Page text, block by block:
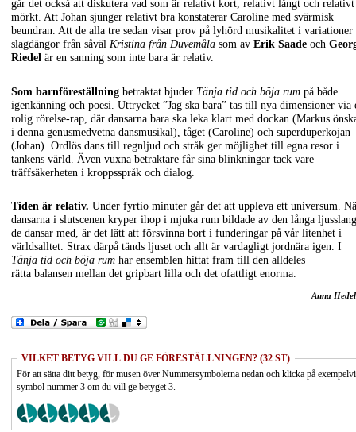
går det också att diskutera vad som är relativt kort, relativt långt och relativt
mörkt. Att Johan sjunger relativt bra konstaterar Caroline med svärmisk
beundran. Att de alla tre sedan visar prov på lyhörd musikalitet i variationer
slagdängor från såväl Kristina från Duvemåla som av Erik Saade och
Riedel är en sanning som inte bara är relativ.
Som barnföreställning betraktat bjuder Tänja tid och böja rum på både
igenkänning och poesi. Uttrycket ”Jag ska bara” tas till nya dimensioner via
rolig rörelse-rap, där dansarna bara ska leka klart med dockan (Markus
i denna genusmedvetna dansmusikal), tåget (Caroline) och superduperkojan
(Johan). Ordlös dans till regnljud och stråk ger möjlighet till egna resor i
tankens värld. Även vuxna betraktare får sina blinkningar tack vare
träffsäkerheten i kroppsspråk och dialog.
Tiden är relativ. Under fyrtio minuter går det att uppleva ett universum.
dansarna i slutscenen kryper ihop i mjuka rum bildade av den långa ljusslang
de dansar med, är det lätt att försvinna bort i funderingar på vår litenhet i
världsalltet. Strax därpå tänds ljuset och allt är vardagligt jordnära igen. I
Tänja tid och böja rum har ensemblen hittat fram till den alldeles
rätta balansen mellan det gripbart lilla och det ofattligt enorma.
Anna
VILKET BETYG VILL DU GE FÖRESTÄLLNINGEN? (32 ST)
För att sätta ditt betyg, för musen över Nummersymbolerna nedan och klicka på
symbol nummer 3 om du vill ge betyget 3.